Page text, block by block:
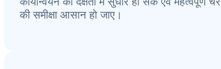
की समीक्षा आसान हो जाए।